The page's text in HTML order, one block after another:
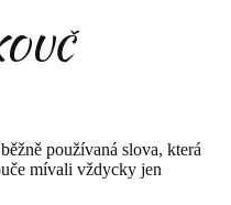
používaná slova, která
mívali vždycky jen